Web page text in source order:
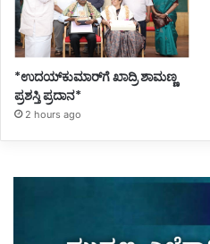
*ಉದಯ್‌ಕುಮಾರ್‌ಗೆ ಖಾದ್ರಿ ಶಾಮಣ್ಣ
ಪ್ರಶಸ್ತಿ ಪ್ರದಾನ*
2 hours ago